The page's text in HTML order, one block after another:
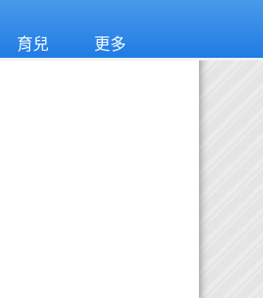
育兒 更多